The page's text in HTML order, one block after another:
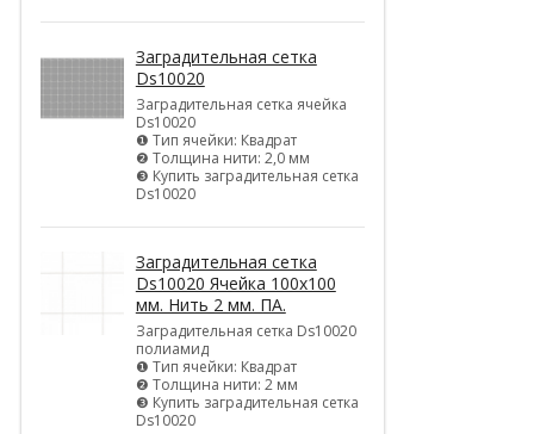
Заградительная сетка
Ds10020
Заградительная сетка ячейка
Ds10020
❶ Тип ячейки: Квадрат
❷ Толщина нити: 2,0 мм
❸ Купить заградительная сетка
Ds10020
Заградительная сетка
Ds10020 Ячейка 100х100
мм. Нить 2 мм. ПА.
Заградительная сетка Ds10020
полиамид
❶ Тип ячейки: Квадрат
❷ Толщина нити: 2 мм
❸ Купить заградительная сетка
Ds10020